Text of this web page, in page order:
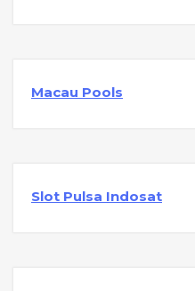
Macau Pools
Slot Pulsa Indosat